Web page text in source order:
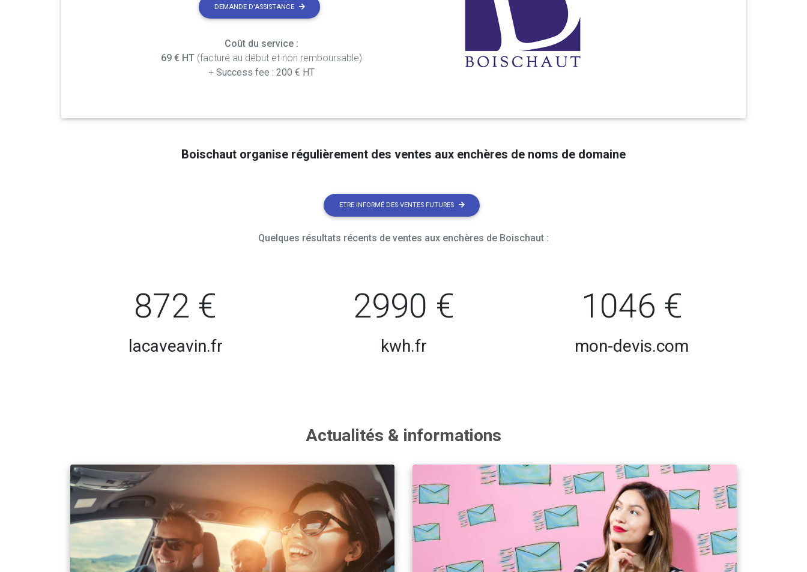
DEMANDE D'ASSISTANCE
Coût du service :
69 € HT(facturé au début et non remboursable)
+ Success fee : 200 € HT
Boischaut organise régulièrement des ventes aux enchères de noms de domaine
ETRE INFORMÉ DES VENTES FUTURES
Quelques résultats récents de ventes aux enchères de Boischaut :
872 €
lacaveavin.fr
2990 €
kwh.fr
1046 €
mon-devis.com
Actualités & informations